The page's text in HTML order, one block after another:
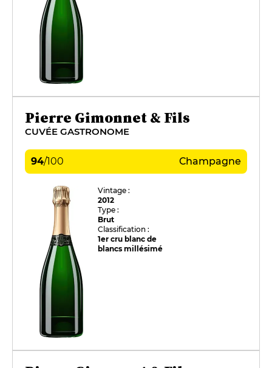
Pierre Gimonnet & Fils
CUVÉE GASTRONOME
94/100 Champagne
Vintage :
2012
Type :
Brut
Classification :
1er cru blanc de
blancs millésimé